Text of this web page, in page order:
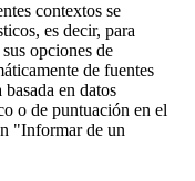
contextos se
es decir, para
opciones de
de fuentes
en datos
o de puntuación en el
"Informar de un